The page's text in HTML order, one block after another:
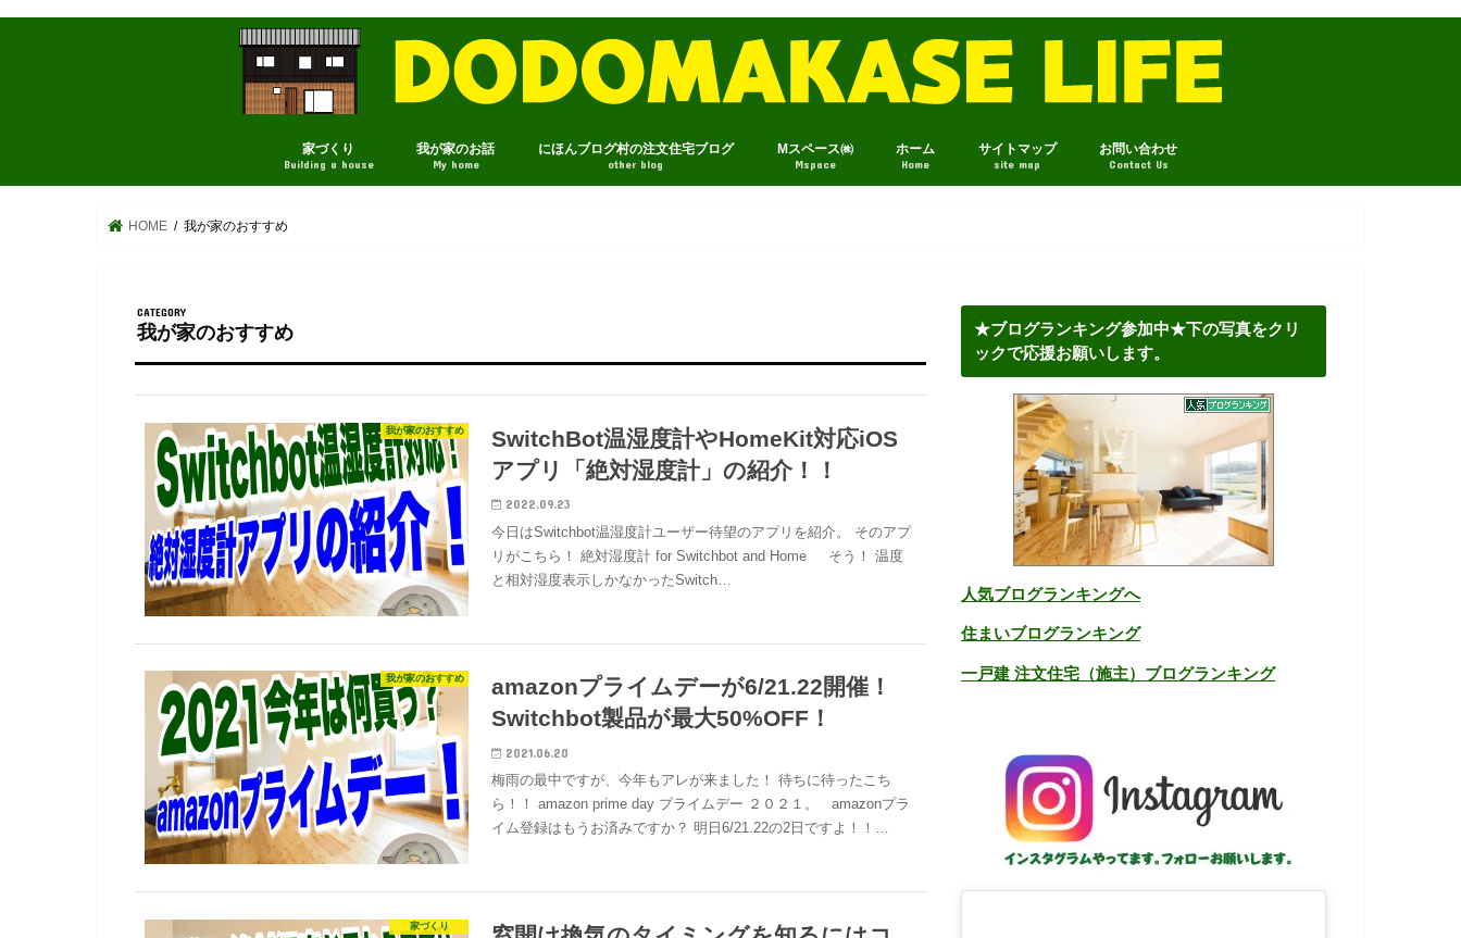
家づくり
Building a house
我が家のお話
My home
にほんブログ村の注文住宅ブログ
other blog
Mスペース㈱
Mspace
ホーム
Home
サイトマップ
site map
お問い合わせ
Contact Us
HOME 我が家のおすすめ
我が家のおすすめ
我が家のおすすめ
SwitchBot温湿度計やHomeKit対応iOS
アプリ「絶対湿度計」の紹介！！
2022.09.23
今日はSwitchbot温湿度計ユーザー待望のアプリを紹介。 そのアプ
リがこちら！ 絶対湿度計 for Switchbot and Home そう！ 温度
と相対湿度表示しかなかったSwitch…
我が家のおすすめ
amazonプライムデーが6/21.22開催！
Switchbot製品が最大50%OFF！
2021.06.20
梅雨の最中ですが、今年もアレが来ました！ 待ちに待ったこち
ら！！ amazon prime day プライムデー ２０２１。 amazonプラ
イム登録はもうお済みですか？ 明日6/21.22の2日ですよ！！…
家づくり
★ブログランキング参加中★下の写真をクリ
ックで応援お願いします。
人気ブログランキングへ
住まいブログランキング
一戸建 注文住宅（施主）ブログランキング